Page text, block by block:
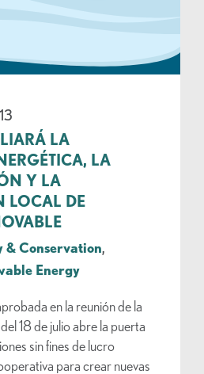
LA
LA
Y LA
LOCAL DE
& Conservation
Energy
en la reunión de la
18 de julio abre la puerta
sin fines de lucro
para crear nuevas